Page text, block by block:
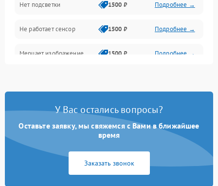
Проблемы с работой системы, корпусом и другие
Нет подсветки 1500 ₽ Подробнее →
Не работает сенсор 1500 ₽ Подробнее →
Мерцает изображение 1500 ₽ Подробнее →
У Вас остались вопросы?
Оставьте заявку, мы свяжемся с Вами в ближайшее
время
Заказать звонок